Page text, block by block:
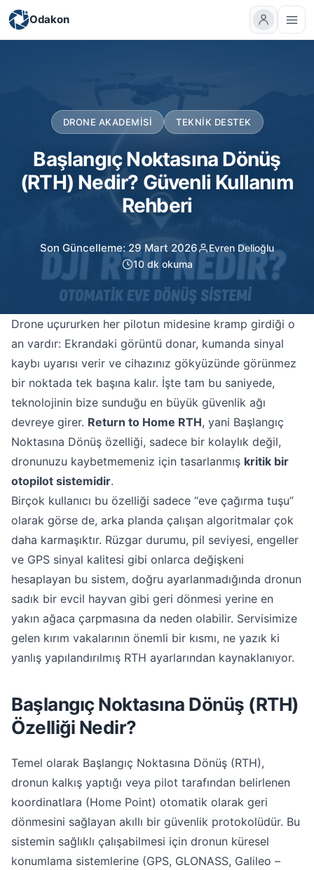
Odakon
DRONE AKADEMISI TEKNIK DESTEK
Başlangıç Noktasına Dönüş
(RTH) Nedir? Güvenli Kullanım
Rehberi
Son Güncelleme: 29 Mart 2026
Evren Delioğlu
10 dk okuma
Drone uçururken her pilotun midesine kramp girdiği o
an vardır: Ekrandaki görüntü donar, kumanda sinyal
kaybı uyarısı verir ve cihazınız gökyüzünde görünmez
bir noktada tek başına kalır. İşte tam bu saniyede,
teknolojinin bize sunduğu en büyük güvenlik ağı
devreye girer. Return to Home RTH, yani Başlangıç
Noktasına Dönüş özelliği, sadece bir kolaylık değil,
dronunuzu kaybetmemeniz için tasarlanmış kritik bir
otopilot sistemidir.
Birçok kullanıcı bu özelliği sadece “eve çağırma tuşu”
olarak görse de, arka planda çalışan algoritmalar çok
daha karmaşıktır. Rüzgar durumu, pil seviyesi, engeller
ve GPS sinyal kalitesi gibi onlarca değişkeni
hesaplayan bu sistem, doğru ayarlanmadığında dronun
sadık bir evcil hayvan gibi geri dönmesi yerine en
yakın ağaca çarpmasına da neden olabilir. Servisimize
gelen kırım vakalarının önemli bir kısmı, ne yazık ki
yanlış yapılandırılmış RTH ayarlarından kaynaklanıyor.
Başlangıç Noktasına Dönüş (RTH)
Özelliği Nedir?
Temel olarak Başlangıç Noktasına Dönüş (RTH),
dronun kalkış yaptığı veya pilot tarafından belirlenen
koordinatlara (Home Point) otomatik olarak geri
dönmesini sağlayan akıllı bir güvenlik protokolüdür. Bu
sistemin sağlıklı çalışabilmesi için dronun küresel
konumlama sistemlerine (GPS, GLONASS, Galileo –